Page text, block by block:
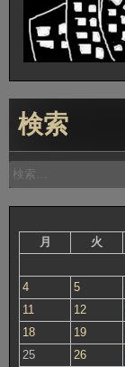
検索
検
索:
月
火
4
5
11
12
18
19
25
26